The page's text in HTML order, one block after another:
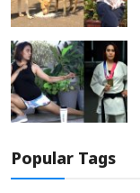
Popular Tags